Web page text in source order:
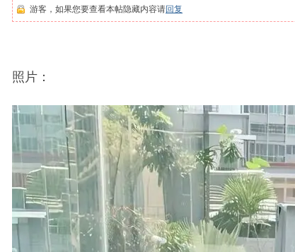
游客，如果您要查看本帖隐藏内容请回复
照片：